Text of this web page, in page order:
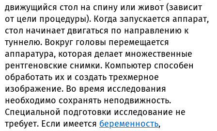
движущийся стол на спину или живот (зависит
от цели процедуры). Когда запускается аппарат,
стол начинает двигаться по направлению к
туннелю. Вокруг головы перемещается
аппаратура, которая делает множественные
рентгеновские снимки. Компьютер способен
обработать их и создать трехмерное
изображение. Во время исследования
необходимо сохранять неподвижность.
Специальной подготовки исследование не
требует. Если имеется беременность,